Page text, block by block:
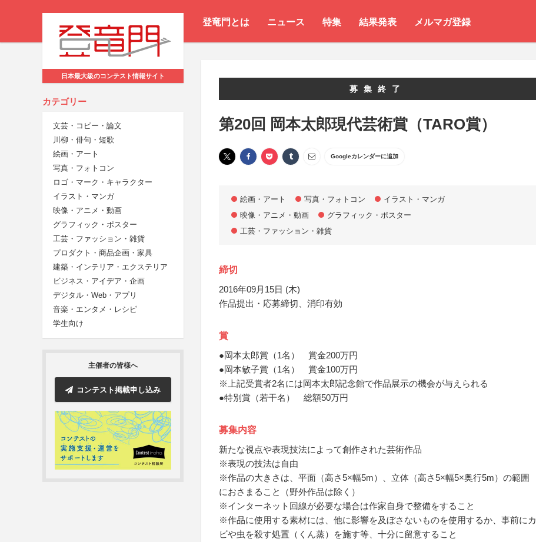
登竜門とは ニュース 特集 結果発表 メルマガ登録
日本最大級のコンテスト情報サイト
カテゴリー
文芸・コピー・論文
川柳・俳句・短歌
絵画・アート
写真・フォトコン
ロゴ・マーク・キャラクター
イラスト・マンガ
映像・アニメ・動画
グラフィック・ポスター
工芸・ファッション・雑貨
プロダクト・商品企画・家具
建築・インテリア・エクステリア
ビジネス・アイデア・企画
デジタル・Web・アプリ
音楽・エンタメ・レシピ
学生向け
主催者の皆様へ
コンテスト掲載申し込み
募集終了
第20回 岡本太郎現代芸術賞（TARO賞）
Googleカレンダーに追加
絵画・アート 写真・フォトコン
イラスト・マンガ
映像・アニメ・動画
グラフィック・ポスター
工芸・ファッション・雑貨
締切
2016年09月15日 (木)
作品提出・応募締切、消印有効
賞
●岡本太郎賞（1名） 賞金200万円
●岡本敏子賞（1名） 賞金100万円
※上記受賞者2名には岡本太郎記念館で作品展示の機会が与えられる
●特別賞（若干名） 総額50万円
募集内容
新たな視点や表現技法によって創作された芸術作品
※表現の技法は自由
※作品の大きさは、平面（高さ5×幅5m）、立体（高さ5×幅5×奥行5m）の範囲
におさまること（野外作品は除く）
※インターネット回線が必要な場合は作家自身で整備をすること
※作品に使用する素材には、他に影響を及ぼさないものを使用するか、事前にカ
ビや虫を殺す処置（くん蒸）を施す等、十分に留意すること